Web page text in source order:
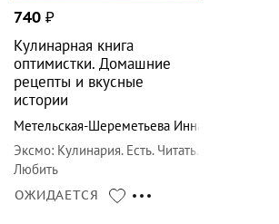
740 ₽
Кулинарная книга
оптимистки. Домашние
рецепты и вкусные
истории
Метельская-Шереметьева Инна
Эксмо: Кулинария. Есть. Читать.
Любить
ОЖИДАЕТСЯ